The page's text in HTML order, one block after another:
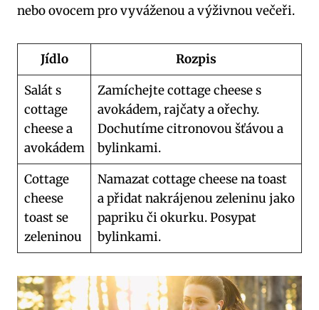
nebo ovocem pro vyváženou a výživnou večeři.
Jídlo
Rozpis
Salát s
cottage
cheese a
avokádem
Zamíchejte cottage cheese s
avokádem, rajčaty a ořechy.
Dochutíme citronovou šťávou a
bylinkami.
Cottage
cheese
toast se
zeleninou
Namazat cottage cheese na toast
a přidat nakrájenou zeleninu jako
papriku či okurku. Posypat
bylinkami.